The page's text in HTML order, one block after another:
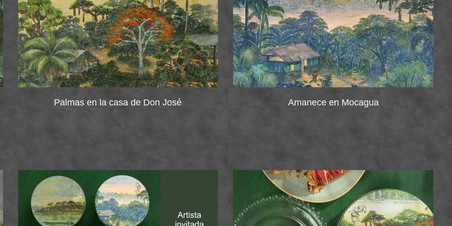
Palmas en la casa de Don José Amanece en Mocagua